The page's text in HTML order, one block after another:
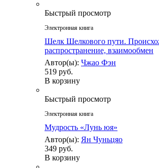
Быстрый просмотр
Электронная книга
Шелк Шелкового пути.
распространение, взаимообмен
Автор(ы): Чжао Фэн
519 руб.
В корзину
Быстрый просмотр
Электронная книга
Мудрость «Лунь юя»
Автор(ы): Ян Чуньцяо
349 руб.
В корзину